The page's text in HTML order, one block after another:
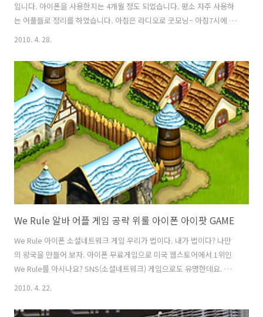
입니다. 아이폰을 사용한지는 4개월 정도 되었습니다. 평소 자주 사용하
는 어플들로 정리를 하였습니다. 아침은 라디오로 굿모닝~ 아침7시에 일
어나면 MBC 라디오 어플을 켭니다. 오상진 아나운서가 진행하는 "굿모
는 데 퀴즈문제를 들으면서 세수하고 출근 준비를 합니다. 퀴즈 배틀전
정말 재미있습니다.^^ 4승이면 여행권입니다. 오늘의 날씨는 맑음? 날씨
확인 하자! 출근전에 다음어플(다음어플을 모아둔 어플)를 켜고 날씨를
눌러 오늘의 상세한 날씨를 확인합니다. RainAlert 가 출근시간에 맞게
우산을 가져가야 할지 자동적으로 알려주기도 하지만 날씨를 상세히 알
고 싶을..
2010. 4. 28.
We Rule 알바 어플 게임 공략 위룰 아이폰 아이팟 GAME
We Rule 아이폰 소셜네트워크 게임 우리가 법이다. 내가 법이다? 나만
의 왕국을 만들어 보자. 아이폰 무료게임으로 미국 웹스토어에서 1위인
We Rule를 아시나요? SNS(소셜네트워크) 게임으로도 유명한데요. 친
네트워크에 접속이 되어 있어야 게임이 가능합니다. 오프라인으로는 게
2010. 4. 22.